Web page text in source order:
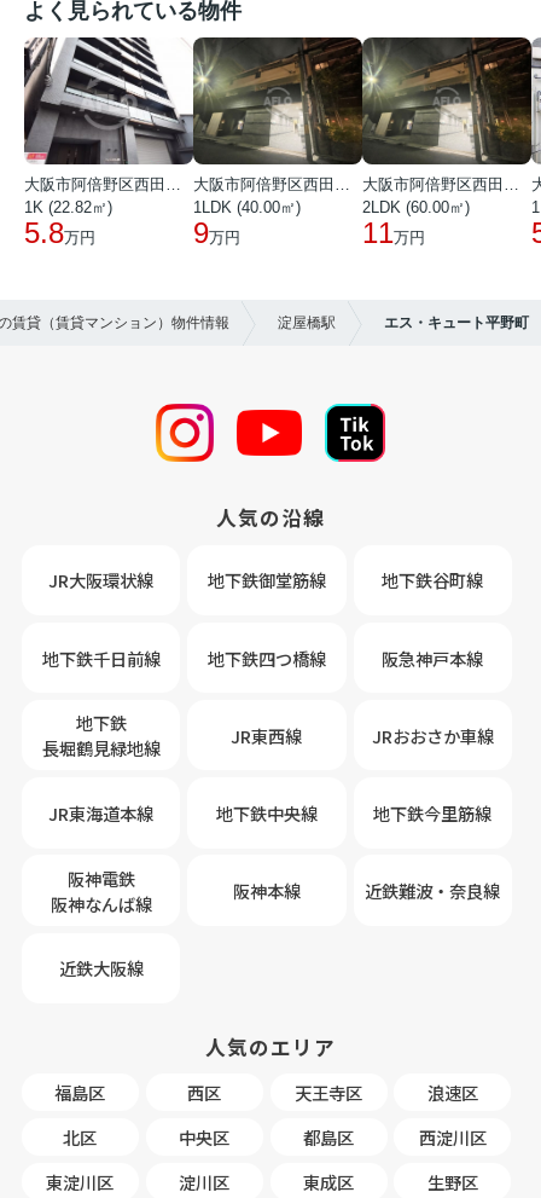
よく見られている物件
1K (22.82㎡)
5.8万円
1LDK (40.00㎡)
9万円
2LDK (60.00㎡)
11万円
賃貸（賃貸マンション）物件情報 淀屋橋駅 エス・キュート平野町
人気の沿線
JR大阪環状線 地下鉄御堂筋線 地下鉄谷町線
地下鉄千日前線 地下鉄四つ橋線 阪急神戸本線
地下鉄
長堀鶴見緑地線
JR東西線 JRおおさか車線
JR東海道本線 地下鉄中央線 地下鉄今里筋線
阪神電鉄
阪神なんば線
阪神本線 近鉄難波・奈良線
近鉄大阪線
人気のエリア
福島区 西区 天王寺区
浪速区
北区
中央区 都島区
西淀川区
東淀川区
淀川区 東成区
生野区